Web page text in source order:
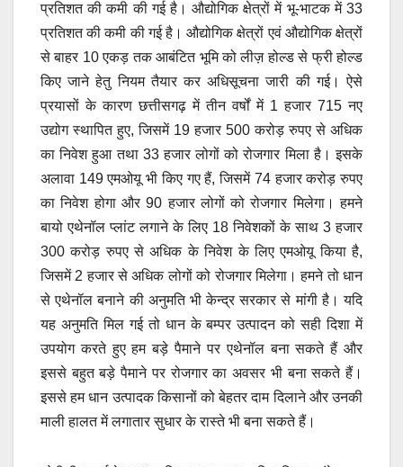
प्रतिशत की कमी की गई है। औद्योगिक क्षेत्रों में भू-भाटक में 33
प्रतिशत की कमी की गई है। औद्योगिक क्षेत्रों एवं औद्योगिक क्षेत्रों
से बाहर 10 एकड़ तक आबंटित भूमि को लीज़ होल्ड से फ्री होल्ड
किए जाने हेतु नियम तैयार कर अधिसूचना जारी की गई। ऐसे
प्रयासों के कारण छत्तीसगढ़ में तीन वर्षों में 1 हजार 715 नए
उद्योग स्थापित हुए, जिसमें 19 हजार 500 करोड़ रुपए से अधिक
का निवेश हुआ तथा 33 हजार लोगों को रोजगार मिला है। इसके
अलावा 149 एमओयू भी किए गए हैं, जिसमें 74 हजार करोड़ रुपए
का निवेश होगा और 90 हजार लोगों को रोजगार मिलेगा। हमने
बायो एथेनॉल प्लांट लगाने के लिए 18 निवेशकों के साथ 3 हजार
300 करोड़ रुपए से अधिक के निवेश के लिए एमओयू किया है,
जिसमें 2 हजार से अधिक लोगों को रोजगार मिलेगा। हमने तो धान
से एथेनॉल बनाने की अनुमति भी केन्द्र सरकार से मांगी है। यदि
यह अनुमति मिल गई तो धान के बम्पर उत्पादन को सही दिशा में
उपयोग करते हुए हम बड़े पैमाने पर एथेनॉल बना सकते हैं और
इससे बहुत बड़े पैमाने पर रोजगार का अवसर भी बना सकते हैं।
इससे हम धान उत्पादक किसानों को बेहतर दाम दिलाने और उनकी
माली हालत में लगातार सुधार के रास्ते भी बना सकते हैं।